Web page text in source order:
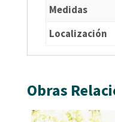
Medidas
Localización
Obras